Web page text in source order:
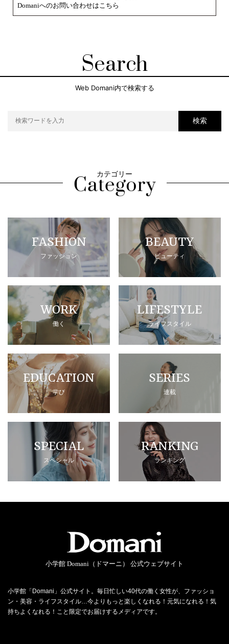
Domaniへのお問い合わせはこちら
Search
Web Domani内で検索する
検索
カテゴリー
FASHION
ファッション
BEAUTY
ビューティ
WORK
働く
LIFESTYLE
ライフスタイル
EDUCATION
学び
SERIES
連載
SPECIAL
スペシャル
RANKING
ランキング
小学館 Domani（ドマーニ） 公式ウェブサイト
小学館「Domani」公式サイト。毎日忙しい40代の働く女性が、ファッショ
ン・美容・ライフスタイル…今よりもっと楽しくなれる！元気になれる！気
持ちよくなれる！こと限定でお届けするメディアです。